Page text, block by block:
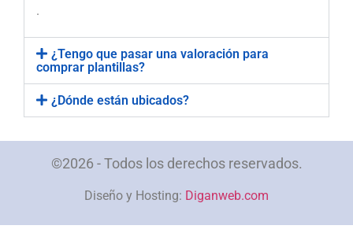
.
¿Tengo que pasar una valoración para
comprar plantillas?
¿Dónde están ubicados?
©2026 - Todos los derechos reservados.
Diseño y Hosting: Diganweb.com